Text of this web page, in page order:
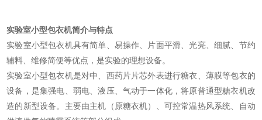
实验室小型包衣机简介与特点
实验室小型包衣机具有简单、易操作、片面平滑、光亮、细腻、节约
辅料、维修简便等优点，是实验的理想设备。
实验室小型包衣机是对中、西药片片芯外表进行糖衣、薄膜等包衣的
设备，是集强电、弱电、液压、气动于一体化，将原普通型糖衣机改
造的新型设备。主要由主机（原糖衣机）、可控常温热风系统、自动